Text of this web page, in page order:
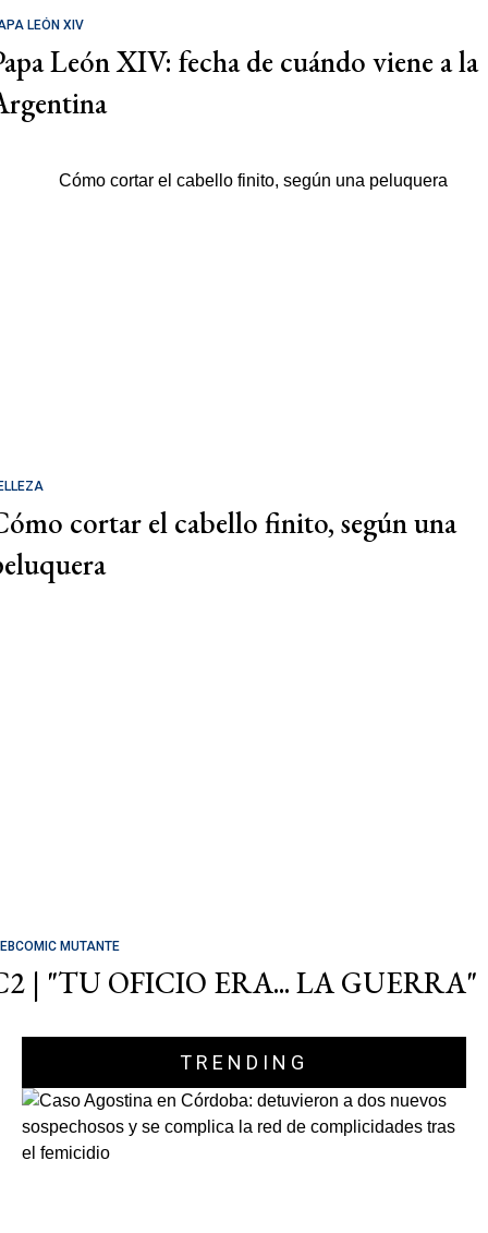
LEÓN XIV
León XIV: fecha de cuándo viene a la
cortar el cabello finito, según una
MUTANTE
| "TU OFICIO ERA... LA GUERRA"
TRENDING